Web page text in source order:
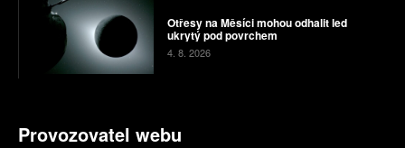
Otřesy na Měsíci mohou odhalit led
ukrytý pod povrchem
4. 8. 2026
Provozovatel webu